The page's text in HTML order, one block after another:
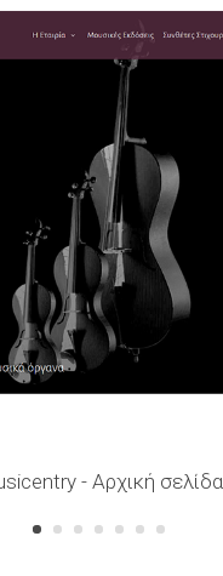
- Αρχική σελίδα